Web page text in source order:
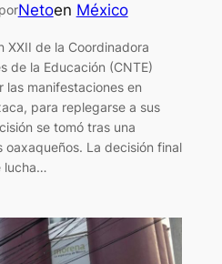
Netoen México
XXII de la Coordinadora
de la Educación (CNTE)
manifestaciones en
para replegarse a sus
se tomó tras una
oaxaqueños. La decisión final
lucha…